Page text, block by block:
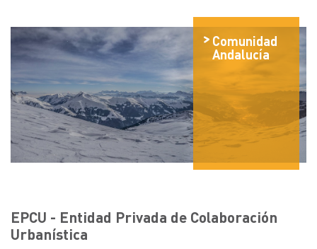
Comunidad
Andalucía
EPCU - Entidad Privada de Colaboración
Urbanística